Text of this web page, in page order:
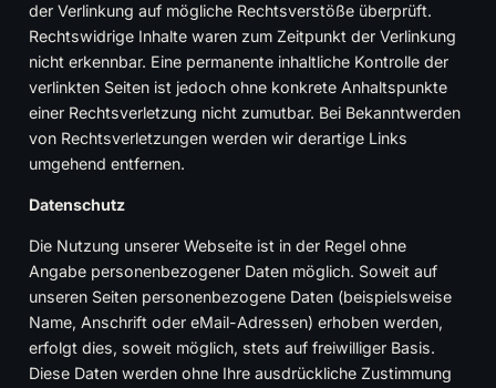
der Verlinkung auf mögliche Rechtsverstöße überprüft.
Rechtswidrige Inhalte waren zum Zeitpunkt der Verlinkung
nicht erkennbar. Eine permanente inhaltliche Kontrolle der
verlinkten Seiten ist jedoch ohne konkrete Anhaltspunkte
einer Rechtsverletzung nicht zumutbar. Bei Bekanntwerden
von Rechtsverletzungen werden wir derartige Links
umgehend entfernen.
Datenschutz
Die Nutzung unserer Webseite ist in der Regel ohne
Angabe personenbezogener Daten möglich. Soweit auf
unseren Seiten personenbezogene Daten (beispielsweise
Name, Anschrift oder eMail-Adressen) erhoben werden,
erfolgt dies, soweit möglich, stets auf freiwilliger Basis.
Diese Daten werden ohne Ihre ausdrückliche Zustimmung